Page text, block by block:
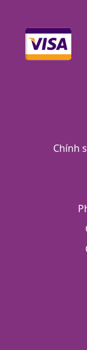
Chính